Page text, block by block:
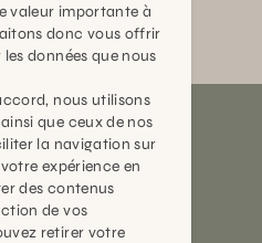
valeur importante à
donc vous offrir
données que nous
nous utilisons
que ceux de nos
la navigation sur
expérience en
des contenus
de vos
retirer votre